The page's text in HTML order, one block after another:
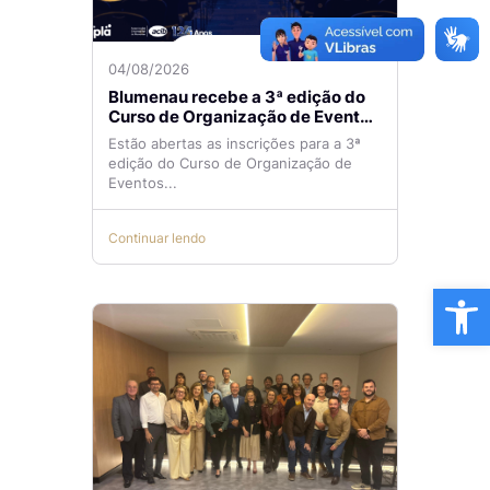
04/08/2026
Blumenau recebe a 3ª edição do
Curso de Organização de Eventos
Lilian Ribeiro
Estão abertas as inscrições para a 3ª
edição do Curso de Organização de
Eventos...
Continuar lendo